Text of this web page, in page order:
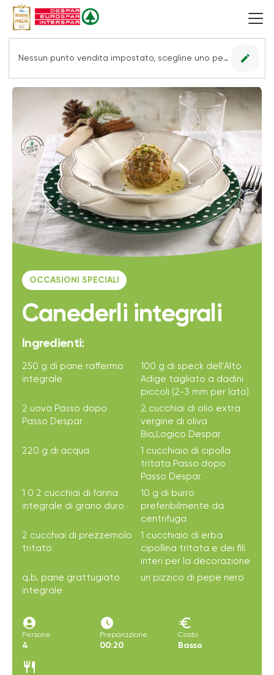
Nessun punto vendita impostato, scegline uno per vedere le offerte. edit
OCCASIONI SPECIALI
Canederli integrali
Ingredienti:
250 g di pane raffermo
integrale
100 g di speck dell'Alto
Adige tagliato a dadini
piccoli (2-3 mm per lato)
2 uova Passo dopo
Passo Despar
2 cucchiai di olio extra
vergine di oliva
Bio,Logico Despar
220 g di acqua
1 cucchiaio di cipolla
tritata Passo dopo
Passo Despar
1 0 2 cucchiai di farina
integrale di grano duro
10 g di burro
preferibilmente da
centrifuga
2 cucchiai di prezzemolo
tritato
1 cucchiaio di erba
cipollina tritata e dei fili
interi per la decorazione
q.b. pane grattugiato
integrale
un pizzico di pepe nero
account_circle
Persone
4
access_time_filled
Preparazione
00:20
euro
Costo
Basso
restaurant